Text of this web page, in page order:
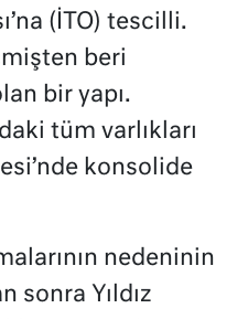
(İTO) tescilli.
beri
bir yapı.
tüm varlıkları
konsolide
nedeninin
sonra Yıldız